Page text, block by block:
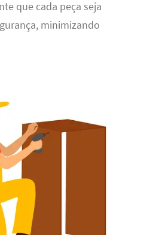
que cada peça seja
minimizando